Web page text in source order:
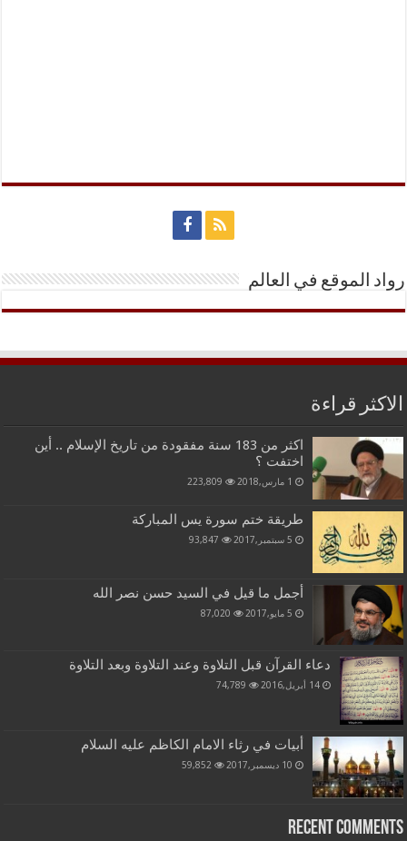
رواد الموقع في العالم
الاكثر قراءة
اكثر من 183 سنة مفقودة من تاريخ الإسلام .. أين
اختفت ؟
1 مارس,2018 223,809
طريقة ختم سورة يس المباركة
5 سبتمبر,2017 93,847
أجمل ما قيل في السيد حسن نصر الله
5 مايو,2017 87,020
دعاء القرآن قبل التلاوة وعند التلاوة وبعد التلاوة
14 أبريل,2016 74,789
أبيات في رثاء الامام الكاظم عليه السلام
10 ديسمبر,2017 59,852
Recent Comments